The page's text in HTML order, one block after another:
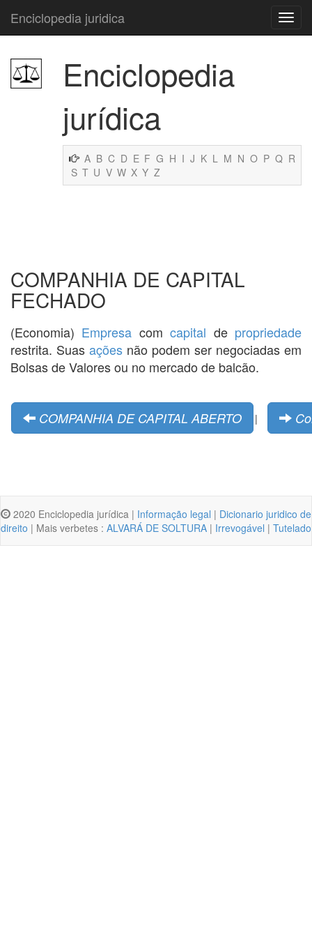
Enciclopedia juridica
Enciclopedia
jurídica
A B C D E F G H I J K L M N O P Q R
S T U V W X Y Z
COMPANHIA DE CAPITAL
FECHADO
(Economia) Empresa comcapital de propriedade
restrita. Suas ações não podem ser negociadas em
Bolsas de Valores ou no mercado de balcão.
COMPANHIA DE CAPITAL ABERTO |
2020 Enciclopedia jurídica | Informação legal | Dicionario juridico de
direito | Mais verbetes : ALVARÁ DE SOLTURA | Irrevogável | Tutelado